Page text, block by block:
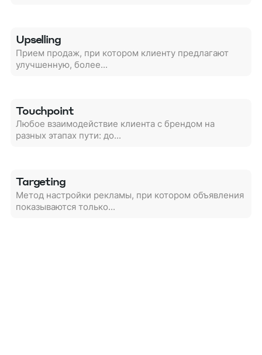
Upselling
Прием продаж, при котором клиенту предлагают
улучшенную, более...
Touchpoint
Любое взаимодействие клиента с брендом на
разных этапах пути: до...
Targeting
Метод настройки рекламы, при котором объявления
показываются только...